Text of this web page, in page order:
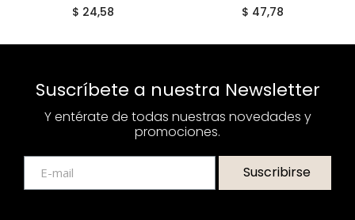
$ 24,58
$ 47,78
Suscríbete a nuestra Newsletter
Y entérate de todas nuestras novedades y
promociones.
Suscribirse